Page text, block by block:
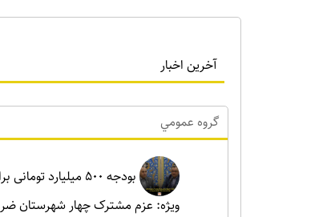
آخرین اخبار
گروه عمومي
بودجه ۵۰۰ میلیارد
ویژه: عزم مشترک چهار شهرستان